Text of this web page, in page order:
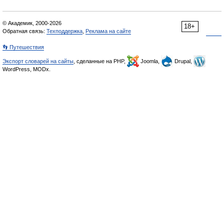
18+
© Академик, 2000-2026
Обратная связь: Техподдержка Реклама на сайте
👣 Путешествия
Экспорт словарей на сайты , сделанные на PHP, Joomla,
Drupal,
WordPress, MODx.